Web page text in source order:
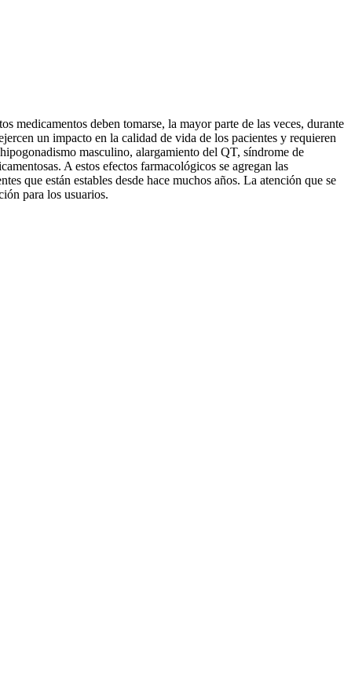
medicamentos deben tomarse, la mayor parte de las veces, durante
un impacto en la calidad de vida de los pacientes y requieren
masculino, alargamiento del QT, síndrome de
A estos efectos farmacológicos se agregan las
que están estables desde hace muchos años. La atención que se
para los usuarios.